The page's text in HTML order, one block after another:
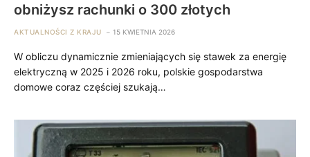
obniżysz rachunki o 300 złotych
AKTUALNOŚCI Z KRAJU 15 KWIETNIA 2026
W obliczu dynamicznie zmieniających się stawek za energię
elektryczną w 2025 i 2026 roku, polskie gospodarstwa
domowe coraz częściej szukają…